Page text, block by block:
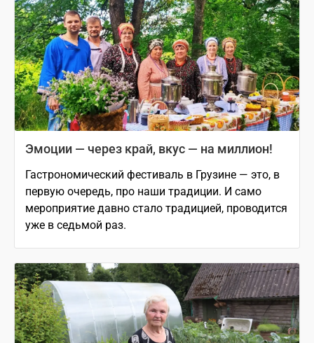
Эмоции — через край, вкус — на миллион!
Гастрономический фестиваль в Грузине — это, в
первую очередь, про наши традиции. И само
мероприятие давно стало традицией, проводится
уже в седьмой раз.